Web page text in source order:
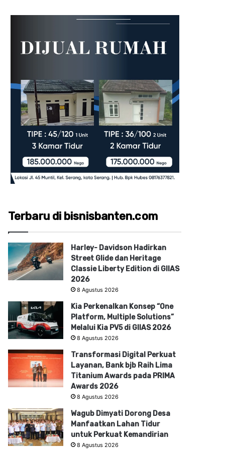
Terbaru di bisnisbanten.com
Harley- Davidson Hadirkan
Street Glide dan Heritage
Classie Liberty Edition di GIIAS
2026
8 Agustus 2026
Kia Perkenalkan Konsep “One
Platform, Multiple Solutions”
Melalui Kia PV5 di GIIAS 2026
8 Agustus 2026
Transformasi Digital Perkuat
Layanan, Bank bjb Raih Lima
Titanium Awards pada PRIMA
Awards 2026
8 Agustus 2026
Wagub Dimyati Dorong Desa
Manfaatkan Lahan Tidur
untuk Perkuat Kemandirian
8 Agustus 2026